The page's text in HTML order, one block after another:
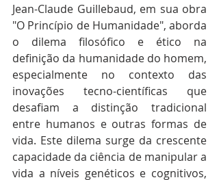
Jean-Claude Guillebaud, em sua obra
"O Princípio de Humanidade", aborda
o dilema filosófico e ético na
definição da humanidade do homem,
especialmente no contexto das
inovações tecno-científicas que
desafiam a distinção tradicional
entre humanos e outras formas de
vida. Este dilema surge da crescente
capacidade da ciência de manipular a
vida a níveis genéticos e cognitivos,